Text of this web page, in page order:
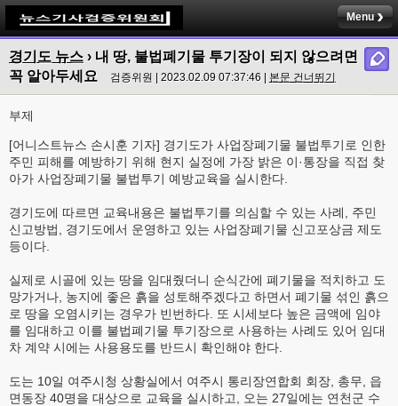
Menu
경기도 뉴스 › 내 땅, 불법폐기물 투기장이 되지 않으려면
꼭 알아두세요
검증위원 | 2023.02.09 07:37:46 | 본문 건너뛰기
부제
[어니스트뉴스 손시훈 기자] 경기도가 사업장폐기물 불법투기로 인한
주민 피해를 예방하기 위해 현지 실정에 가장 밝은 이·통장을 직접 찾
아가 사업장폐기물 불법투기 예방교육을 실시한다.
경기도에 따르면 교육내용은 불법투기를 의심할 수 있는 사례, 주민
신고방법, 경기도에서 운영하고 있는 사업장폐기물 신고포상금 제도
등이다.
실제로 시골에 있는 땅을 임대줬더니 순식간에 폐기물을 적치하고 도
망가거나, 농지에 좋은 흙을 성토해주겠다고 하면서 폐기물 섞인 흙으
로 땅을 오염시키는 경우가 빈번하다. 또 시세보다 높은 금액에 임야
를 임대하고 이를 불법폐기물 투기장으로 사용하는 사례도 있어 임대
차 계약 시에는 사용용도를 반드시 확인해야 한다.
도는 10일 여주시청 상황실에서 여주시 통리장연합회 회장, 총무, 읍
면동장 40명을 대상으로 교육을 실시하고, 오는 27일에는 연천군 수